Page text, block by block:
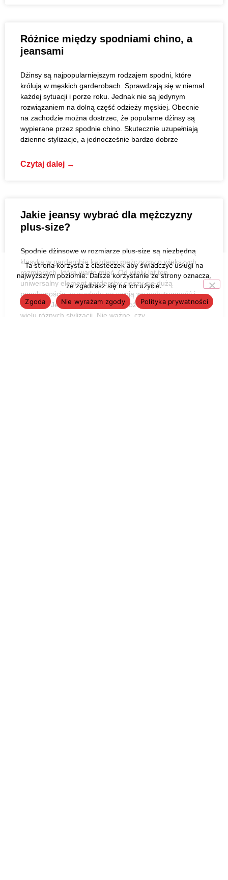
Różnice między spodniami chino, a
jeansami
Dżinsy są najpopularniejszym rodzajem spodni, które
królują w męskich garderobach. Sprawdzają się w niemal
każdej sytuacji i porze roku. Jednak nie są jedynym
rozwiązaniem na dolną część odzieży męskiej. Obecnie
na zachodzie można dostrzec, że popularne dżinsy są
wypierane przez spodnie chino. Skutecznie uzupełniają
dzienne stylizacje, a jednocześnie bardzo dobrze
Czytaj dalej →
Jakie jeansy wybrać dla mężczyzny
plus-size?
Spodnie dżinsowe w rozmiarze plus-size są niezbędną
klasyką w garderobie każdego mężczyzny o większych
rozmiarach, którą warto mieć. Od wielu lat ten
uniwersalny element garderoby cieszy się dużą
popularnością ze względu na swoją wszechstronność i
trwałość. Jeansy są klasyczne i można je dopasować do
wielu różnych stylizacji. Nie ważne, czy
Ta strona korzysta z ciasteczek aby świadczyć usługi na
najwyższym poziomie. Dalsze korzystanie ze strony oznacza,
że zgadzasz się na ich użycie.
Zgoda
Nie wyrażam zgody Polityka prywatności